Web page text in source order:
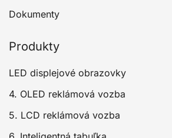
Dokumenty
Produkty
LED displejové obrazovky
4. OLED reklámová vozba
5. LCD reklámová vozba